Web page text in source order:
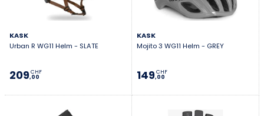
KASK
Urban R WG11 Helm - SLATE
209,00
CHF
KASK
Mojito 3 WG11 Helm - GREY
149,00
CHF